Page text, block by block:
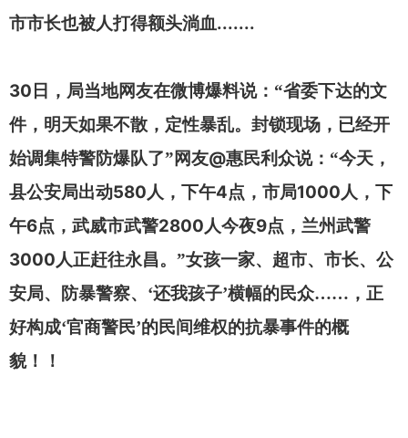
市市长也被人打得额头淌血.......
30 日，局当地网友在微博爆料说：“省委下达的文
件，明天如果不散，定性暴乱。封锁现场，已经开
始调集特警防爆队了”网友@惠民利众说：“今天，
县公安局出动580人，下午4点，市局1000人，下
午6点，武威市武警2800人今夜9点，兰州武警
3000人正赶往永昌。”女孩一家、超市、市长、公
安局、防暴警察、‘还我孩子’横幅的民众……，正
好构成‘官商警民’的民间维权的抗暴事件的概
貌！！